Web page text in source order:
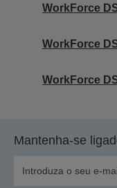
WorkForce
WorkForce
WorkForce
Mantenha-se